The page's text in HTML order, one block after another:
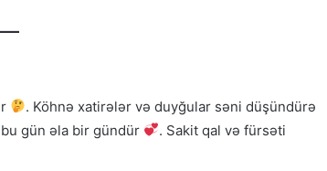
. Köhnə xatirələr və duyğular səni düşündürə
bu gün əla bir gündür
. Sakit qal və fürsəti